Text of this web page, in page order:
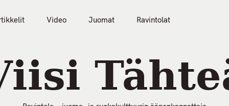
Video Juomat Ravintolat